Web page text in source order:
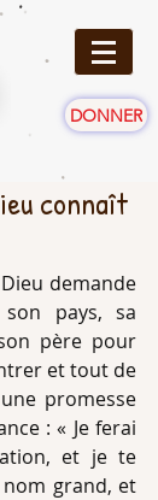
DONNER
connaît
demande
pays, sa
père pour
et tout de
promesse
: « Je ferai
et je te
grand, et